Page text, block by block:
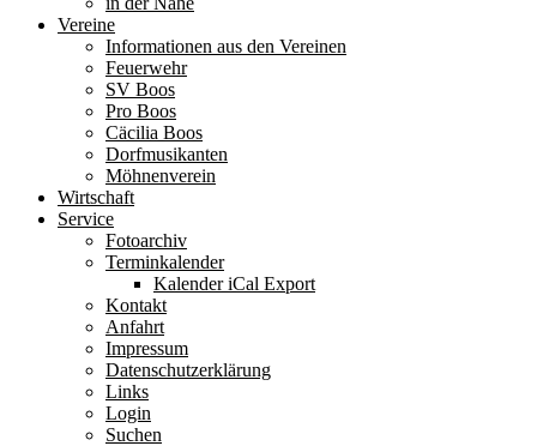
Vereine
Informationen aus den Vereinen
Feuerwehr
SV Boos
Pro Boos
Cäcilia Boos
Dorfmusikanten
Möhnenverein
Wirtschaft
Service
Fotoarchiv
Terminkalender
Kalender iCal Export
Kontakt
Anfahrt
Impressum
Datenschutzerklärung
Links
Login
Suchen